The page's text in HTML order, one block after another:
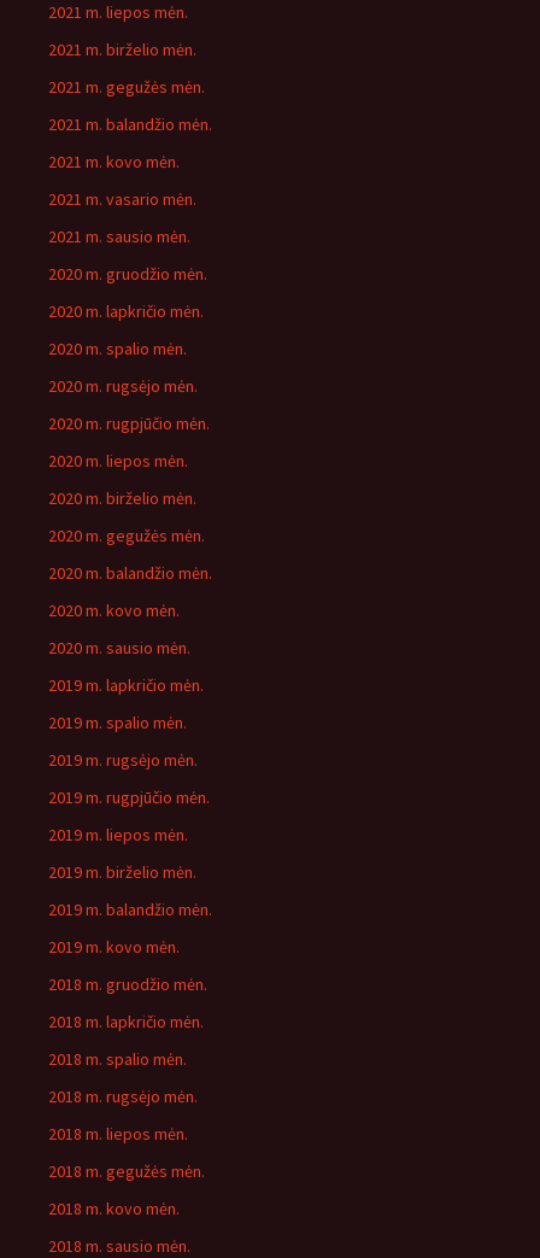
2021 m. liepos mėn.
2021 m. birželio mėn.
2021 m. gegužės mėn.
2021 m. balandžio mėn.
2021 m. kovo mėn.
2021 m. vasario mėn.
2021 m. sausio mėn.
2020 m. gruodžio mėn.
2020 m. lapkričio mėn.
2020 m. spalio mėn.
2020 m. rugsėjo mėn.
2020 m. rugpjūčio mėn.
2020 m. liepos mėn.
2020 m. birželio mėn.
2020 m. gegužės mėn.
2020 m. balandžio mėn.
2020 m. kovo mėn.
2020 m. sausio mėn.
2019 m. lapkričio mėn.
2019 m. spalio mėn.
2019 m. rugsėjo mėn.
2019 m. rugpjūčio mėn.
2019 m. liepos mėn.
2019 m. birželio mėn.
2019 m. balandžio mėn.
2019 m. kovo mėn.
2018 m. gruodžio mėn.
2018 m. lapkričio mėn.
2018 m. spalio mėn.
2018 m. rugsėjo mėn.
2018 m. liepos mėn.
2018 m. gegužės mėn.
2018 m. kovo mėn.
2018 m. sausio mėn.